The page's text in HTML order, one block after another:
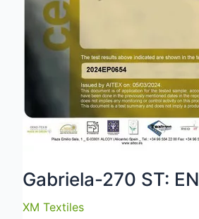
Gabriela-270 ST:
XM Textiles